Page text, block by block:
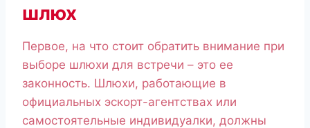
шлюх
Первое, на что стоит обратить внимание при
выборе шлюхи для встречи – это ее
законность. Шлюхи, работающие в
официальных эскорт-агентствах или
самостоятельные индивидуалки, должны